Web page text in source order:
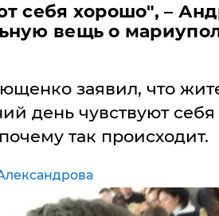
себя хорошо", –
вещь о
заявил, что
день чувствуют
так происходит.